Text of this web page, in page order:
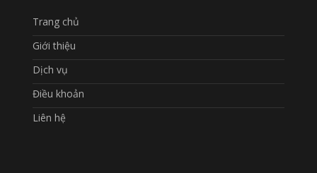
Trang chủ
Giới thiệu
Dịch vụ
Điều khoản
Liên hệ